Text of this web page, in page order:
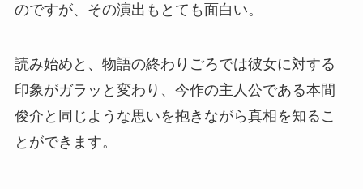
のですが、その演出もとても面白い。
読み始めと、物語の終わりごろでは彼女に対する
印象がガラッと変わり、今作の主人公である本間
俊介と同じような思いを抱きながら真相を知るこ
とができます。